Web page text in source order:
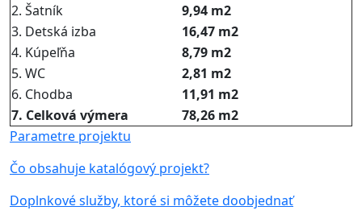
2. Šatník
9,94 m2
3. Detská izba
16,47 m2
4. Kúpeľňa
8,79 m2
5. WC
2,81 m2
6. Chodba
11,91 m2
7. Celková výmera
78,26 m2
Parametre projektu
Čo obsahuje katalógový projekt?
Doplnkové služby, ktoré si môžete doobjednať